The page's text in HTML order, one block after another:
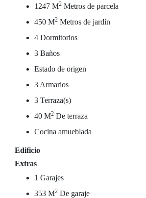
1247 M2 Metros de parcela
450 M2 Metros de jardín
4 Dormitorios
3 Baños
Estado de origen
3 Armarios
3 Terraza(s)
40 M2 De terraza
Cocina amueblada
Edificio
Extras
1 Garajes
353 M2 De garaje